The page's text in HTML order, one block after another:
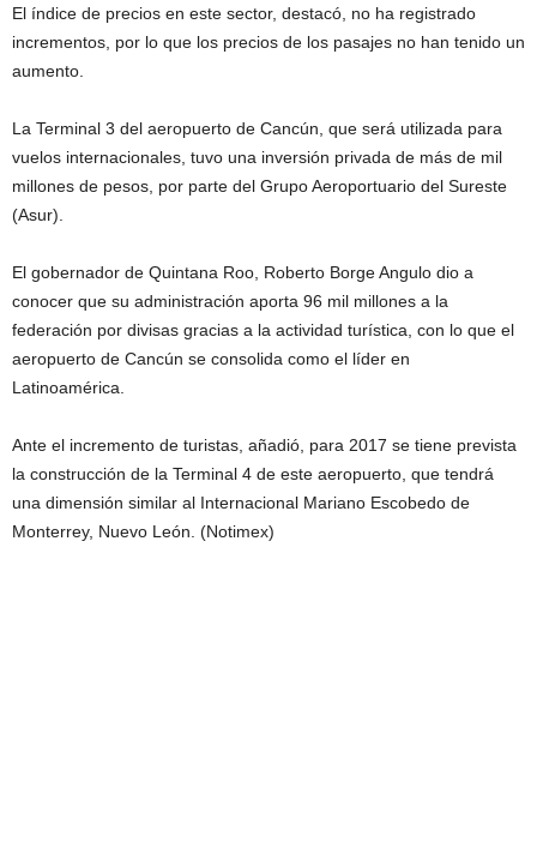
El índice de precios en este sector, destacó, no ha registrado
incrementos, por lo que los precios de los pasajes no han tenido un
aumento.
La Terminal 3 del aeropuerto de Cancún, que será utilizada para
vuelos internacionales, tuvo una inversión privada de más de mil
millones de pesos, por parte del Grupo Aeroportuario del Sureste
(Asur).
El gobernador de Quintana Roo, Roberto Borge Angulo dio a
conocer que su administración aporta 96 mil millones a la
federación por divisas gracias a la actividad turística, con lo que el
aeropuerto de Cancún se consolida como el líder en
Latinoamérica.
Ante el incremento de turistas, añadió, para 2017 se tiene prevista
la construcción de la Terminal 4 de este aeropuerto, que tendrá
una dimensión similar al Internacional Mariano Escobedo de
Monterrey, Nuevo León. (Notimex)